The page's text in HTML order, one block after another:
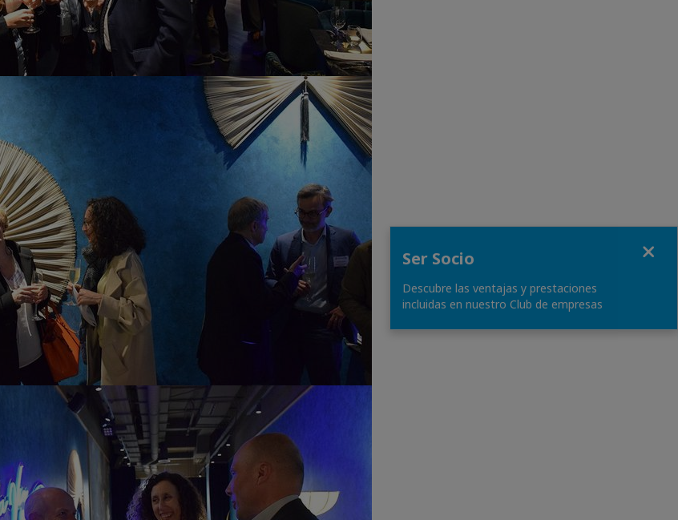
Ser Socio
Descubre las ventajas y prestaciones
incluidas en nuestro Club de empresas